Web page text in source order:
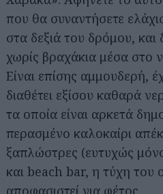
που θα συναντήσετε
στα δεξιά του δρόμου, και
χωρίς βραχάκια μέσα στο
Είναι επίσης αμμουδερή,
διαθέτει εξίσου καθαρά
τα οποία είναι αρκετά
περασμένο καλοκαίρι
ξαπλώστρες (ευτυχώς
και beach bar, η τύχη του
αποφασιστεί για φέτος.